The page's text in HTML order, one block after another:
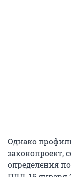
Однако
законопроект,
определения